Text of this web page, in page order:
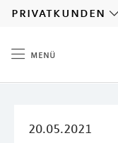
privatkunden
menü
20.05.2021